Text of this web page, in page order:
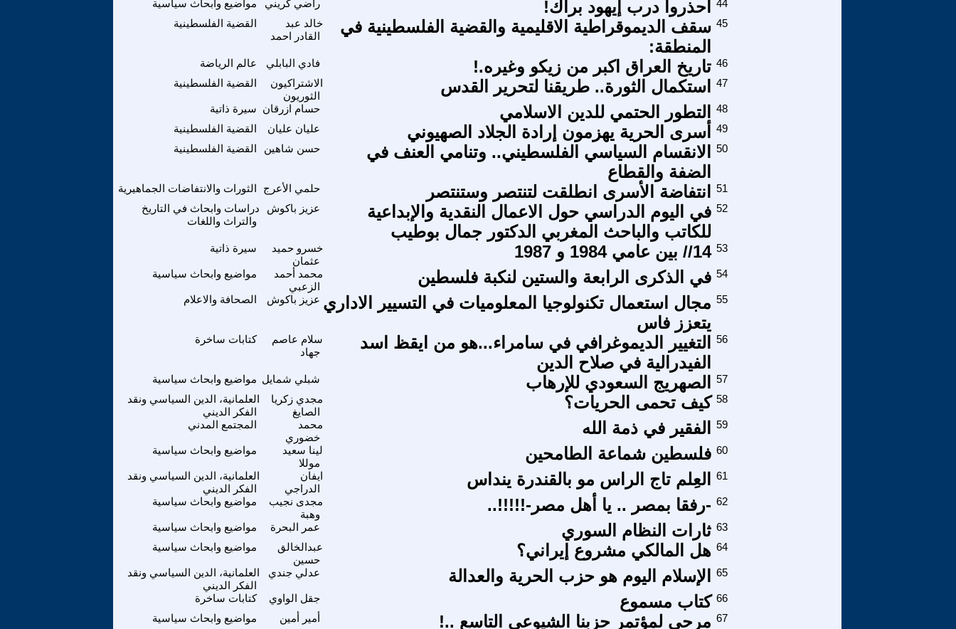
مواضيع وابحاث سياسية راضي كريني احذروا درب إيهود براك!
44
القضية الفلسطينية
خالد عبد
القادر احمد
سقف الديموقراطية الاقليمية والقضية الفلسطينية في
المنطقة:
45
عالم الرياضة فادي البابلي تاريخ العراق اكبر من زيكو وغيره.! 46
القضية الفلسطينية
الاشتراكيون
الثوريون
استكمال الثورة.. طريقنا لتحرير القدس 47
سيرة ذاتية حسام ازرقان التطور الحتمي للدين الاسلامي
48
القضية الفلسطينية
عليان عليان أسرى الحرية يهزمون إرادة الجلاد الصهيوني
49
القضية الفلسطينية
حسن شاهين
الانقسام السياسي الفلسطيني.. وتنامي العنف في
الضفة والقطاع
50
الثورات والانتفاضات الجماهيرية حلمي الأعرج انتفاضة الأسرى انطلقت لتنتصر وستنتصر
51
دراسات وابحاث في التاريخ
والتراث واللغات
عزيز باكوش
في اليوم الدراسي حول الاعمال النقدية والإبداعية
للكاتب والباحث المغربي الدكتور جمال بوطيب
52
سيرة ذاتية
خسرو حميد
عثمان
14// بين عامي 1984 و 1987 53
مواضيع وابحاث سياسية
محمد أحمد
الزعبي
في الذكرى الرابعة والستين لنكبة فلسطين 54
الصحافة والاعلام عزيز باكوش مجال استعمال تكنولوجيا المعلوميات في التسيير الاداري
يتعزز فاس
55
كتابات ساخرة
سلام عاصم
جهاد
التغيير الديموغرافي في سامراء...هو من ايقظ اسد
الفيدرالية في صلاح الدين
56
مواضيع وابحاث سياسية شبلي شمايل الصهريج السعودي للإرهاب
57
العلمانية، الدين السياسي ونقد
الفكر الديني
مجدي زكريا
الصايغ
كيف تحمى الحريات؟ 58
المجتمع المدني
محمد
خضوري
الفقير في ذمة الله 59
مواضيع وابحاث سياسية
لينا سعيد
موللا
فلسطين شماعة الطامحين 60
العلمانية، الدين السياسي ونقد
الفكر الديني
ايفان
الدراجي
العِلم تاج الراس مو بالقندرة ينداس 61
مواضيع وابحاث سياسية
مجدى نجيب
وهبة
-رفقا بمصر .. يا أهل مصر-!!!!!.. 62
مواضيع وابحاث سياسية عمر البحرة ثارات النظام السوري 63
مواضيع وابحاث سياسية
عبدالخالق
حسين
هل المالكي مشروع إيراني؟ 64
العلمانية، الدين السياسي ونقد
الفكر الديني
عدلي جندي الإسلام اليوم هو حزب الحرية والعدالة 65
كتابات ساخرة جقل الواوي كتاب مسموع 66
مواضيع وابحاث سياسية
أمير أمين مرحى لمؤتمر حزبنا الشيوعي التاسع ..! 67